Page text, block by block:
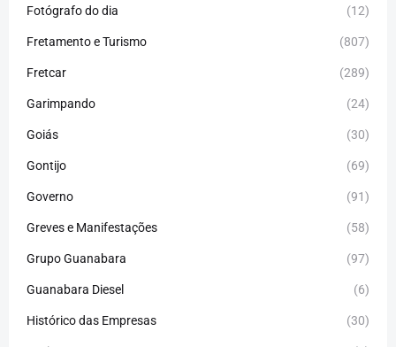
Fotógrafo do dia (12)
Fretamento e Turismo (807)
Fretcar (289)
Garimpando (24)
Goiás (30)
Gontijo (69)
Governo (91)
Greves e Manifestações (58)
Grupo Guanabara (97)
Guanabara Diesel (6)
Histórico das Empresas (30)